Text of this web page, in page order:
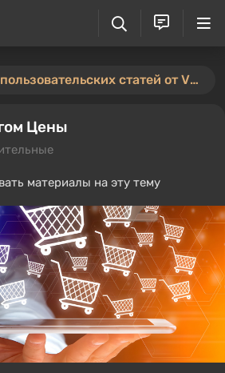
⚡️ Новый конкурс пользовательских статей от VGTimes — участвуйте тут ⚡️
Цены
материалы на эту тему